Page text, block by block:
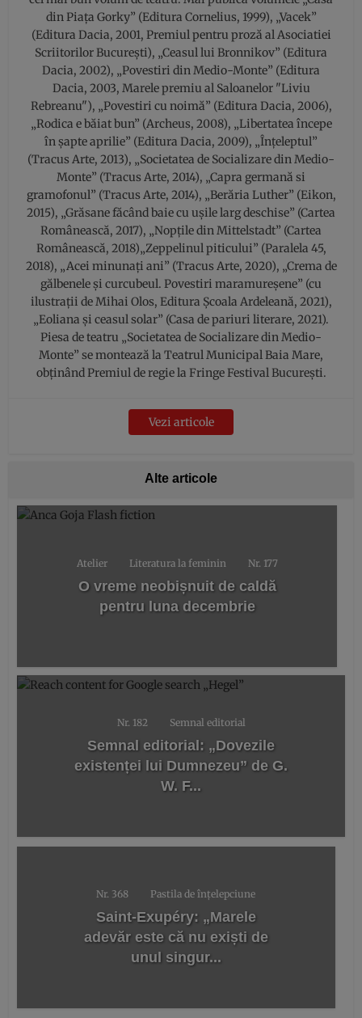
din Piaţa Gorky” (Editura Cornelius, 1999), „Vacek”
(Editura Dacia, 2001, Premiul pentru proză al Asociatiei
Scriitorilor București), „Ceasul lui Bronnikov” (Editura
Dacia, 2002), „Povestiri din Medio-Monte” (Editura
Dacia, 2003, Marele premiu al Saloanelor "Liviu
Rebreanu"), „Povestiri cu noimă” (Editura Dacia, 2006),
„Rodica e băiat bun” (Archeus, 2008), „Libertatea începe
în șapte aprilie” (Editura Dacia, 2009), „Înțeleptul”
(Tracus Arte, 2013), „Societatea de Socializare din Medio-
Monte” (Tracus Arte, 2014), „Capra germană si
gramofonul” (Tracus Arte, 2014), „Berăria Luther” (Eikon,
2015), „Grăsane făcând baie cu ușile larg deschise” (Cartea
Românească, 2017), „Nopțile din Mittelstadt” (Cartea
Românească, 2018)„Zeppelinul piticului” (Paralela 45,
2018), „Acei minunați ani” (Tracus Arte, 2020), „Crema de
gălbenele și curcubeul. Povestiri maramureșene” (cu
ilustrații de Mihai Olos, Editura Școala Ardeleană, 2021),
„Eoliana și ceasul solar” (Casa de pariuri literare, 2021).
Piesa de teatru „Societatea de Socializare din Medio-
Monte” se montează la Teatrul Municipal Baia Mare,
obținând Premiul de regie la Fringe Festival București.
Vezi articole
Alte articole
Atelier Literatura la feminin Nr. 177
O vreme neobișnuit de caldă
pentru luna decembrie
Nr. 182 Semnal editorial
Semnal editorial: „Dovezile
existenței lui Dumnezeu” de G.
W. F...
Nr. 368 Pastila de înțelepciune
Saint-Exupéry: „Marele
adevăr este că nu exiști de
unul singur...